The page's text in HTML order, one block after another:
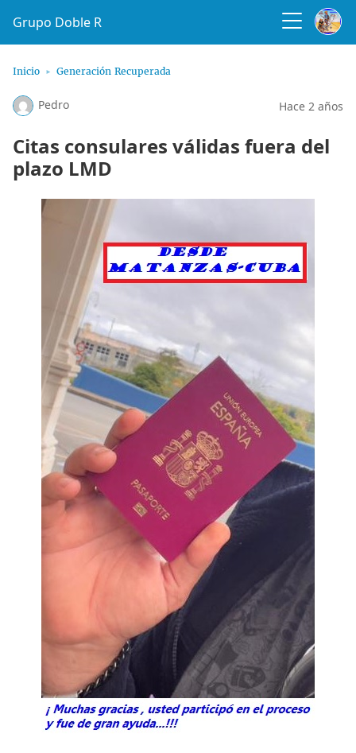
Grupo Doble R
Inicio Generación Recuperada
Pedro Hace 2 años
Citas consulares válidas fuera del
plazo LMD